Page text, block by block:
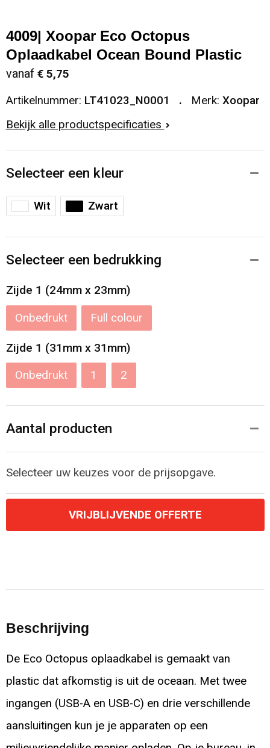
4009| Xoopar Eco Octopus
Oplaadkabel Ocean Bound Plastic
vanaf € 5,75
Artikelnummer: LT41023_N0001 Merk: Xoopar
Bekijk alle productspecificaties
Selecteer een kleur
Wit Zwart
Selecteer een bedrukking
Zijde 1 (24mm x 23mm)
Onbedrukt Full colour
Zijde 1 (31mm x 31mm)
Onbedrukt 1 2
Aantal producten
Selecteer uw keuzes voor de prijsopgave.
VRIJBLIJVENDE OFFERTE
Beschrijving
De Eco Octopus oplaadkabel is gemaakt van
plastic dat afkomstig is uit de oceaan. Met twee
ingangen (USB-A en USB-C) en drie verschillende
aansluitingen kun je je apparaten op een